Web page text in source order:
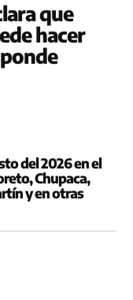
que
hacer
del 2026 en el
Chupaca,
y en otras